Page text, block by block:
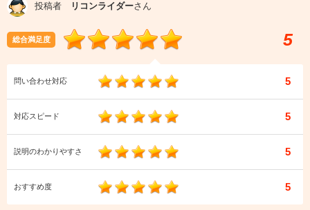
投稿者 リコンライダーさん
総合満足度 5
問い合わせ対応 5
対応スピード 5
説明のわかりやすさ 5
おすすめ度 5